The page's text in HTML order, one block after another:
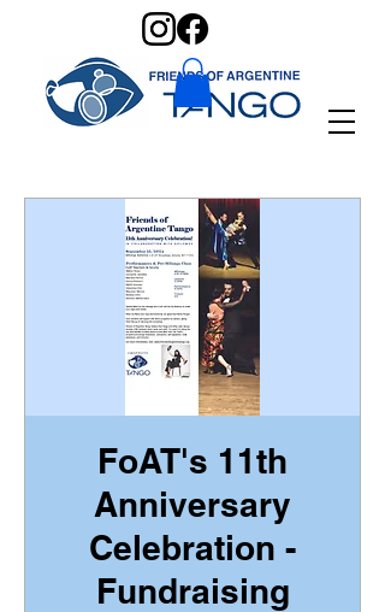
FoAT's 11th
Anniversary
Celebration -
Fundraising